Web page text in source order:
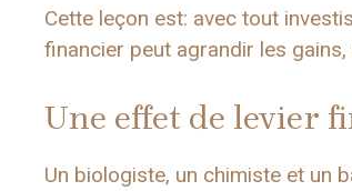
Cette leçon est: avec tout
financier peut agrandir les
Une effet de levier
Un biologiste, un chimiste et un